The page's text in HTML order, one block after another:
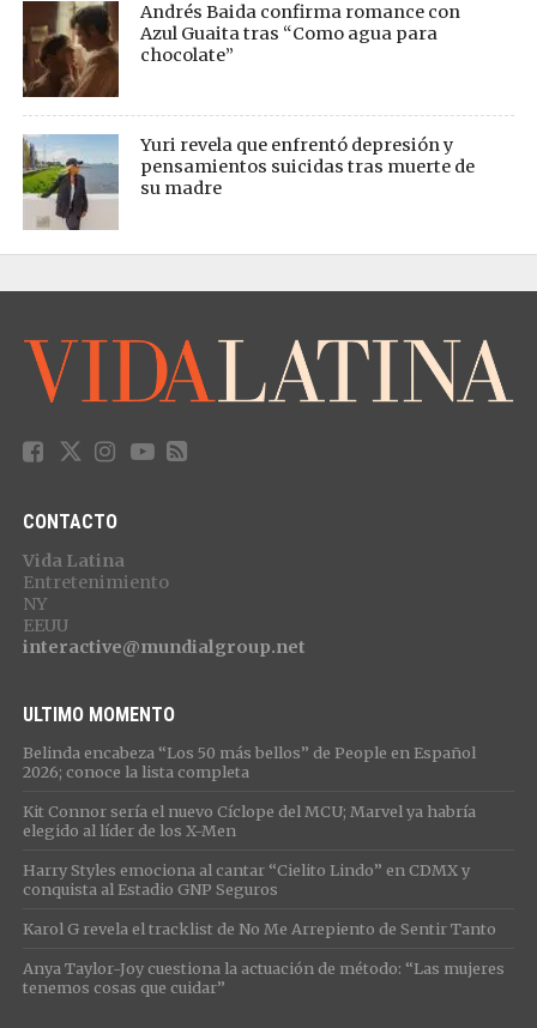
Andrés Baida confirma romance con
Azul Guaita tras “Como agua para
chocolate”
Yuri revela que enfrentó depresión y
pensamientos suicidas tras muerte de
su madre
CONTACTO
Vida Latina
Entretenimiento
NY
EEUU
interactive@mundialgroup.net
ULTIMO MOMENTO
Belinda encabeza “Los 50 más bellos” de People en Español
2026; conoce la lista completa
Kit Connor sería el nuevo Cíclope del MCU; Marvel ya habría
elegido al líder de los X-Men
Harry Styles emociona al cantar “Cielito Lindo” en CDMX y
conquista al Estadio GNP Seguros
Karol G revela el tracklist de No Me Arrepiento de Sentir Tanto
Anya Taylor-Joy cuestiona la actuación de método: “Las mujeres
tenemos cosas que cuidar”